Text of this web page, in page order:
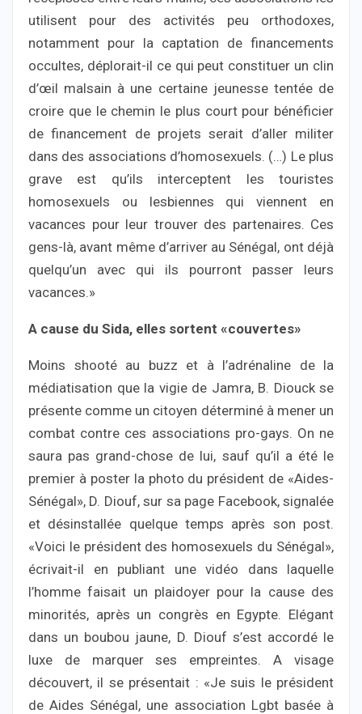
utilisent pour des activités peu orthodoxes,
notamment pour la captation de financements
occultes, déplorait-il ce qui peut constituer un clin
d’œil malsain à une certaine jeunesse tentée de
croire que le chemin le plus court pour bénéficier
de financement de projets serait d’aller militer
dans des associations d’homosexuels. (…) Le plus
grave est qu’ils interceptent les touristes
homosexuels ou lesbiennes qui viennent en
vacances pour leur trouver des partenaires. Ces
gens-là, avant même d’arriver au Sénégal, ont déjà
quelqu’un avec qui ils pourront passer leurs
vacances.»
A cause du Sida, elles sortent «couvertes»
Moins shooté au buzz et à l’adrénaline de la
médiatisation que la vigie de Jamra, B. Diouck se
présente comme un citoyen déterminé à mener un
combat contre ces associations pro-gays. On ne
saura pas grand-chose de lui, sauf qu’il a été le
premier à poster la photo du président de «Aides-
Sénégal», D. Diouf, sur sa page Facebook, signalée
et désinstallée quelque temps après son post.
«Voici le président des homosexuels du Sénégal»,
écrivait-il en publiant une vidéo dans laquelle
l’homme faisait un plaidoyer pour la cause des
minorités, après un congrès en Egypte. Elégant
dans un boubou jaune, D. Diouf s’est accordé le
luxe de marquer ses empreintes. A visage
découvert, il se présentait : «Je suis le président
de Aides Sénégal, une association Lgbt basée à